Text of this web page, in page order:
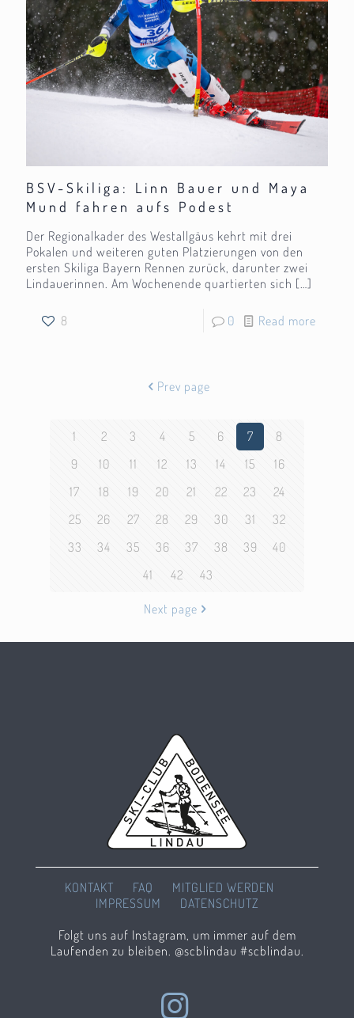
BSV-Skiliga: Linn Bauer und Maya
Mund fahren aufs Podest
Der Regionalkader des Westallgäus kehrt mit drei
Pokalen und weiteren guten Platzierungen von den
ersten Skiliga Bayern Rennen zurück, darunter zwei
Lindauerinnen. Am Wochenende quartierten sich […]
8 0 Read more
Prev page
1 2 3 4 5 6 7
8
9
10 11 12 13 14 15
16
17
18 19 20 21 22 23
24
25
26 27 28 29 30 31
32
33
34 35 36 37 38 39
40
41
42 43
Next page
KONTAKT FAQ
MITGLIED WERDEN
IMPRESSUM
DATENSCHUTZ
Folgt uns auf Instagram, um immer auf dem
Laufenden zu bleiben. @scblindau #scblindau.